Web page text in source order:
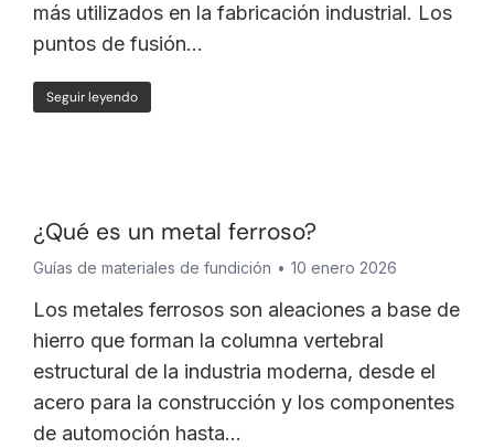
más utilizados en la fabricación industrial. Los
puntos de fusión...
Seguir leyendo
¿Qué es un metal ferroso?
Guías de materiales de fundición 10 enero 2026
Los metales ferrosos son aleaciones a base de
hierro que forman la columna vertebral
estructural de la industria moderna, desde el
acero para la construcción y los componentes
de automoción hasta...